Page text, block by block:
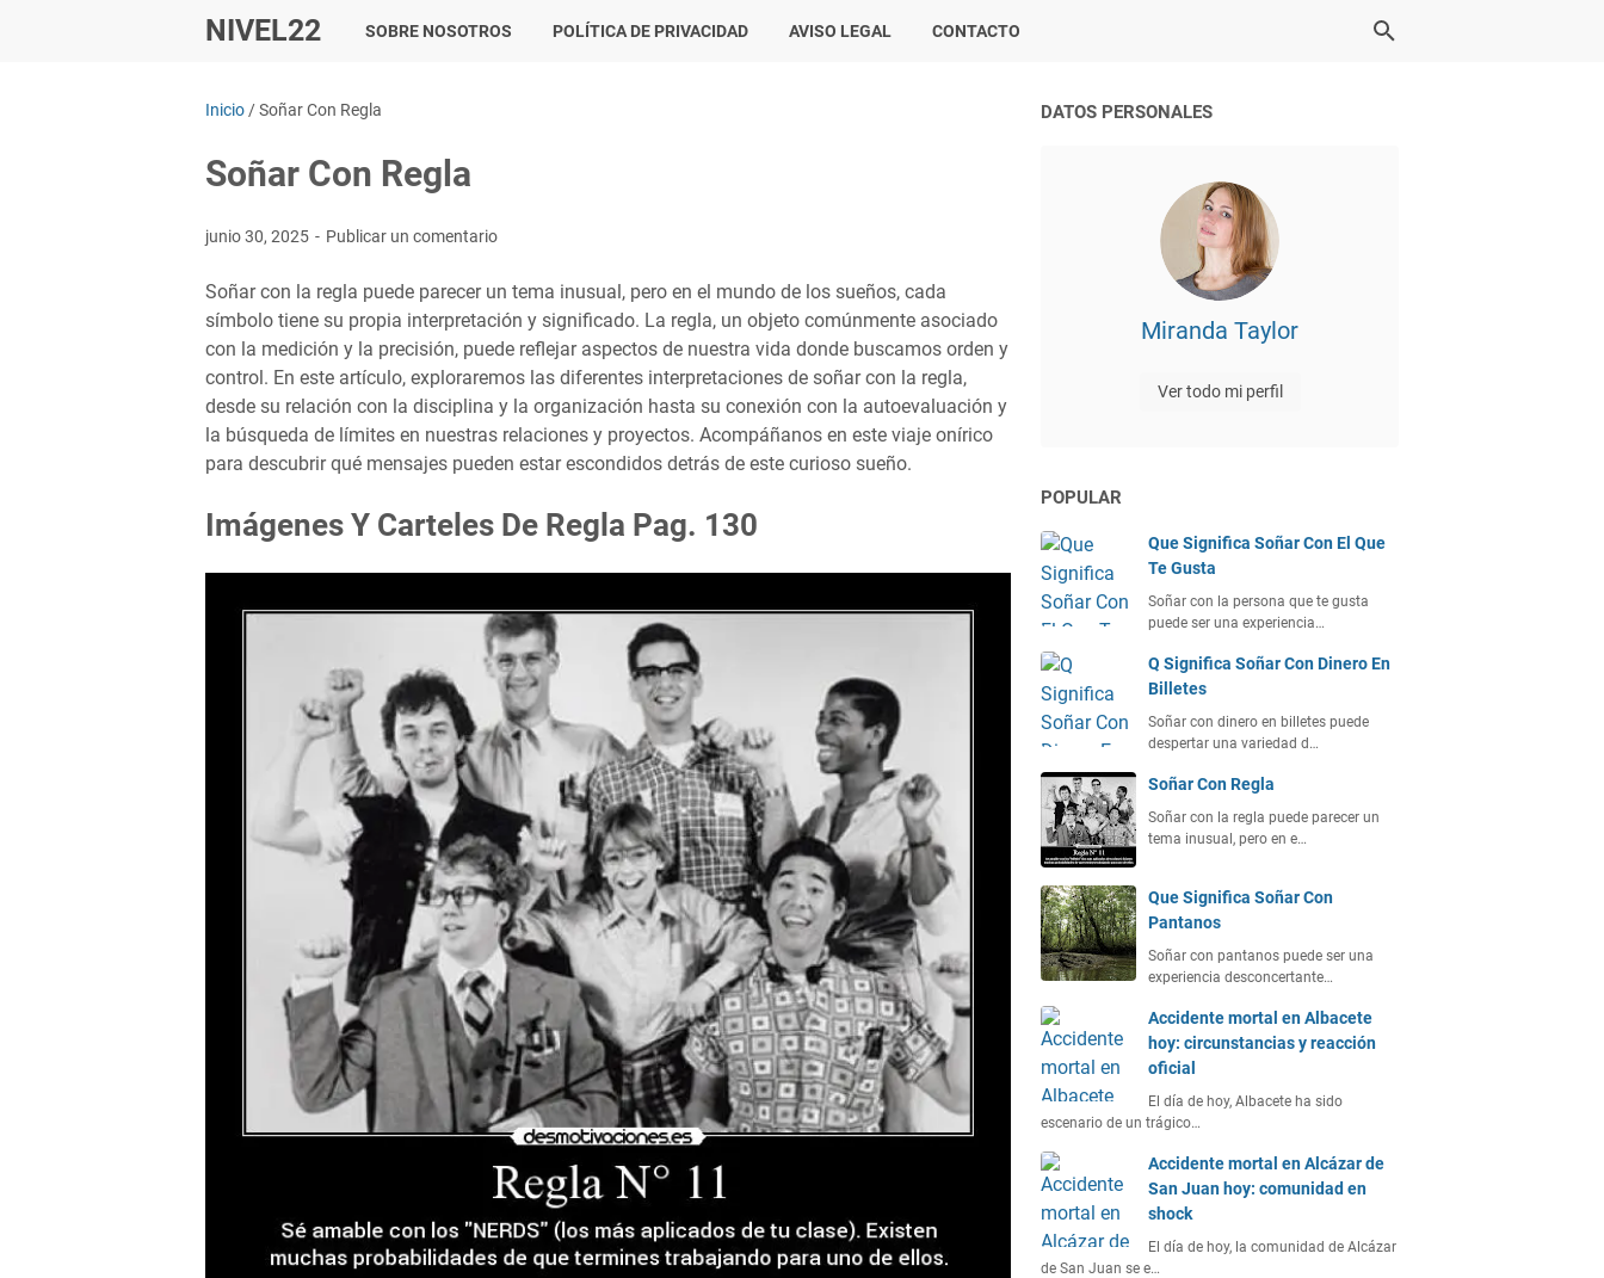
NIVEL22 SOBRE NOSOTROS POLÍTICA DE PRIVACIDAD AVISO LEGAL CONTACTO
Inicio /Soñar Con Regla
Soñar Con Regla
junio 30, 2025 Publicar un comentario
Soñar con la regla puede parecer un tema inusual, pero en el mundo de los sueños, cada
símbolo tiene su propia interpretación y significado. La regla, un objeto comúnmente asociado
con la medición y la precisión, puede reflejar aspectos de nuestra vida donde buscamos orden y
control. En este artículo, exploraremos las diferentes interpretaciones de soñar con la regla,
desde su relación con la disciplina y la organización hasta su conexión con la autoevaluación y
la búsqueda de límites en nuestras relaciones y proyectos. Acompáñanos en este viaje onírico
para descubrir qué mensajes pueden estar escondidos detrás de este curioso sueño.
Imágenes Y Carteles De Regla Pag. 130
DATOS PERSONALES
Miranda Taylor
Ver todo mi perfil
POPULAR
Que Significa Soñar Con El Que
Te Gusta
Soñar con la persona que te gusta
puede ser una experiencia…
Q Significa Soñar Con Dinero En
Billetes
Soñar con dinero en billetes puede
despertar una variedad d…
Soñar Con Regla
Soñar con la regla puede parecer un
tema inusual, pero en e…
Que Significa Soñar Con
Pantanos
Soñar con pantanos puede ser una
experiencia desconcertante…
Accidente mortal en Albacete
hoy: circunstancias y reacción
oficial
El día de hoy, Albacete ha sido
escenario de un trágico…
Accidente mortal en Alcázar de
San Juan hoy: comunidad en
shock
El día de hoy, la comunidad de Alcázar
de San Juan se e…